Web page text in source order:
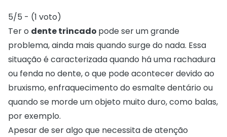
5/5 - (1 voto)
Ter o dente trincado pode ser um grande
problema, ainda mais quando surge do nada. Essa
situação é caracterizada quando há uma rachadura
ou fenda no dente, o que pode acontecer devido ao
bruxismo, enfraquecimento do esmalte dentário ou
quando se morde um objeto muito duro, como balas,
por exemplo.
Apesar de ser algo que necessita de atenção